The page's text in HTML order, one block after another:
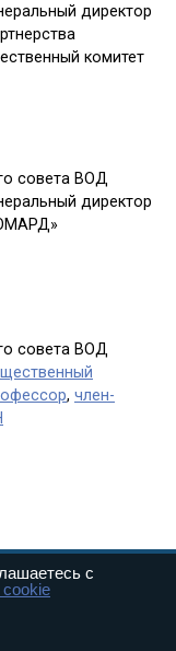
директор
комитет
совета ВОД
директор
совета ВОД
, член-
из 58
с